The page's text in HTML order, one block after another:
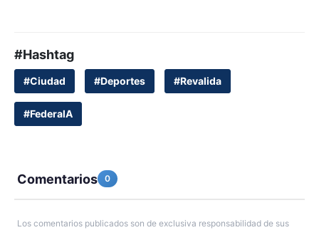
#Hashtag
#Ciudad #Deportes #Revalida
#FederalA
Comentarios 0
Los comentarios publicados son de exclusiva responsabilidad de sus